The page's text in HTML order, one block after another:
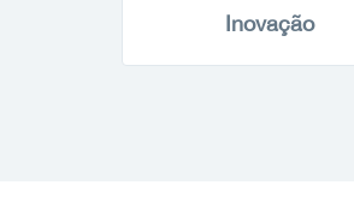
Inovação